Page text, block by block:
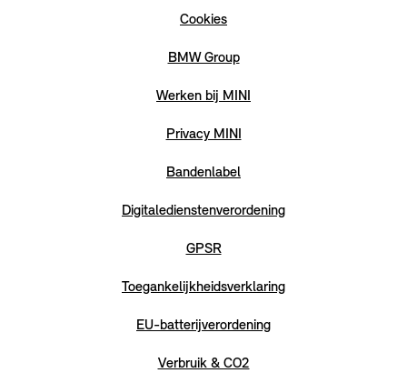
Cookies
BMW Group
Werken bij MINI
Privacy MINI
Bandenlabel
Digitaledienstenverordening
GPSR
Toegankelijkheidsverklaring
EU-batterijverordening
Verbruik & CO2